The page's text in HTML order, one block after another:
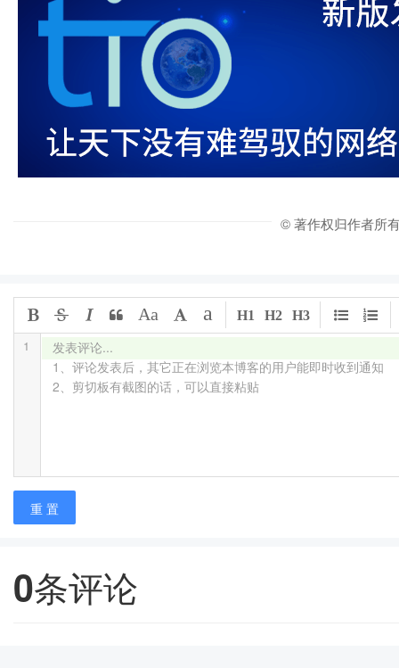
© 著作权归作者所
发表评论...
1、评论发表后，其它正在浏览本博客的用户能即时收到通知
2、剪切板有截图的话，可以直接粘贴
1
Aa a H1 H2 H3
重 置
0条评论